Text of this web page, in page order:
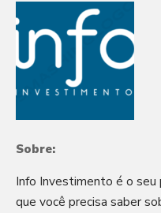
Sobre:
Info Investimento é o
que você precisa saber